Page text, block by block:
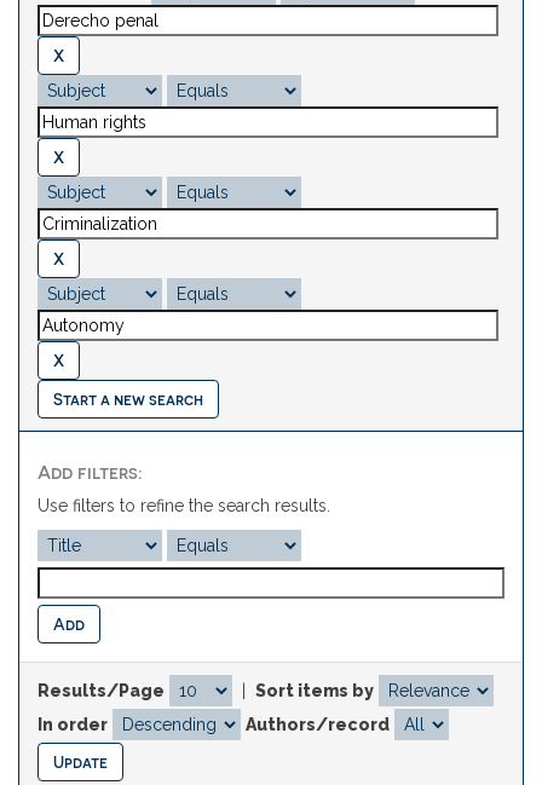
Start a new search
Add filters:
Use filters to refine the search results.
Results/Page
Sort items by
In order
Authors/record